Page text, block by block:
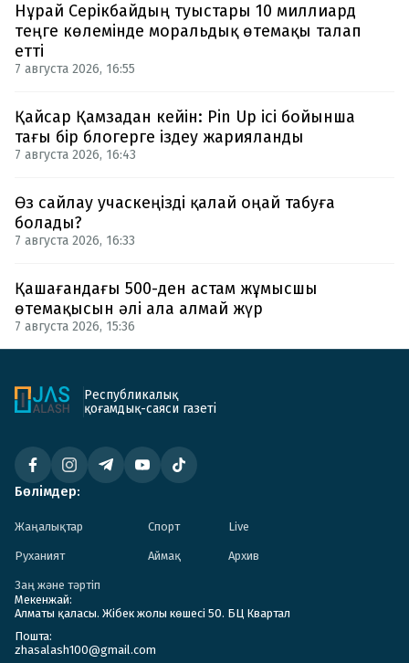
Нұрай Серікбайдың туыстары 10 миллиард
теңге көлемінде моральдық өтемақы талап
етті
7 августа 2026, 16:55
Қайсар Қамзадан кейін: Pin Up ісі бойынша
тағы бір блогерге іздеу жарияланды
7 августа 2026, 16:43
Өз сайлау учаскеңізді қалай оңай табуға
болады?
7 августа 2026, 16:33
Қашағандағы 500-ден астам жұмысшы
өтемақысын әлі ала алмай жүр
7 августа 2026, 15:36
Республикалық
қоғамдық-саяси газеті
Бөлімдер:
Жаңалықтар Спорт Live
Руханият Аймақ Архив
Заң және тәртіп
Мекенжай:
Алматы қаласы. Жібек жолы көшесі 50. БЦ Квартал
Пошта:
zhasalash100@gmail.com